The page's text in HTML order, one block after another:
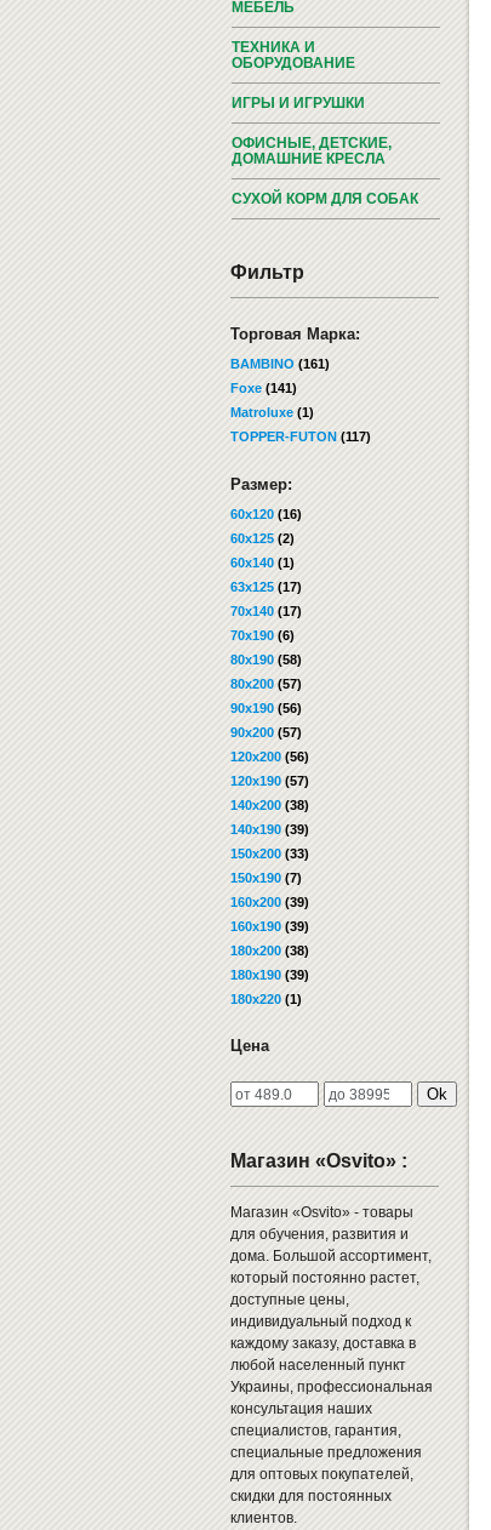
МЕБЕЛЬ
ТЕХНИКА И
ОБОРУДОВАНИЕ
ИГРЫ И ИГРУШКИ
ОФИСНЫЕ, ДЕТСКИЕ,
ДОМАШНИЕ КРЕСЛА
СУХОЙ КОРМ ДЛЯ СОБАК
Фильтр
Торговая Марка:
BAMBINO(161)
Foxe(141)
Matroluxe(1)
TOPPER-FUTON (117)
Размер:
60x120(16)
60x125(2)
60x140(1)
63x125(17)
70x140(17)
70x190(6)
80x190(58)
80x200(57)
90x190(56)
90x200(57)
120x200(56)
120x190(57)
140x200(38)
140x190(39)
150x200(33)
150x190(7)
160x200(39)
160x190(39)
180x200(38)
180x190(39)
180x220(1)
Цена
Ok
Магазин «Osvito» :
Магазин «Osvito» - товары
для обучения, развития и
дома. Большой ассортимент,
который постоянно растет,
доступные цены,
индивидуальный подход к
каждому заказу, доставка в
любой населенный пункт
Украины, профессиональная
консультация наших
специалистов, гарантия,
специальные предложения
для оптовых покупателей,
скидки для постоянных
клиентов.